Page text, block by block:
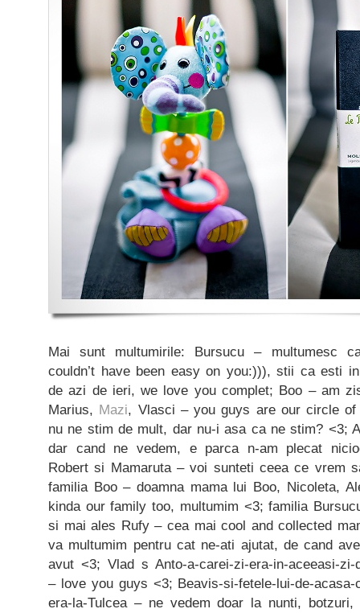
Mai sunt multumirile: Bursucu – multumesc
couldn’t have been easy on you:))), stii ca esti
de azi de ieri, we love you complet; Boo – am
Marius, Mazi, Vlasci – you guys are our circle
nu ne stim de mult, dar nu-i asa ca ne stim? <3;
dar cand ne vedem, e parca n-am plecat
Robert si Mamaruta – voi sunteti ceea ce vrem
familia Boo – doamna mama lui Boo, Nicoleta,
kinda our family too, multumim <3; familia
si mai ales Rufy – cea mai cool and collected
va multumim pentru cat ne-ati ajutat, de cand
avut <3; Vlad s Anto-a-carei-zi-era-in-aceeasi-zi-
– love you guys <3; Beavis-si-fetele-lui-de-
era-la-Tulcea – ne vedem doar la nunti,